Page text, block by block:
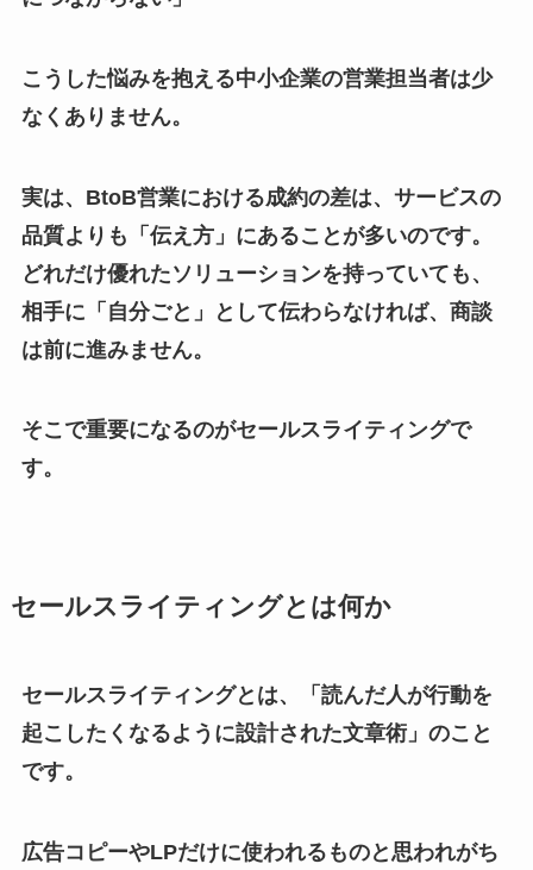
こうした悩みを抱える中小企業の営業担当者は少
なくありません。
実は、BtoB営業における成約の差は、サービスの
品質よりも「伝え方」にあることが多いのです。
どれだけ優れたソリューションを持っていても、
相手に「自分ごと」として伝わらなければ、商談
は前に進みません。
そこで重要になるのがセールスライティングで
す。
セールスライティングとは何か
セールスライティングとは、「読んだ人が行動を
起こしたくなるように設計された文章術」のこと
です。
広告コピーやLPだけに使われるものと思われがち